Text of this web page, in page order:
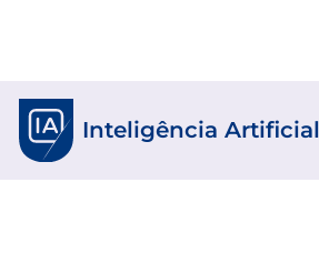
Inteligência Artificial